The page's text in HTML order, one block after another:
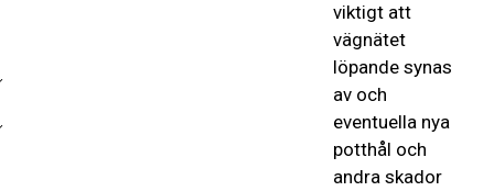
viktigt att
vägnätet
löpande synas
av och
eventuella nya
potthål och
andra skador